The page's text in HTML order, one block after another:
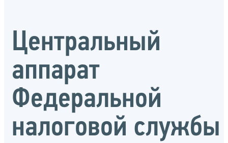
Центральный
аппарат
Федеральной
налоговой службы